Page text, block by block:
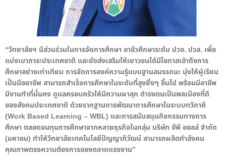
“วิทยาลัยฯ มีส่วนร่วมในการจัดการศึกษา อาชีวศึกษาระดับ ปวช. ปวส. เพื่อ
แบ่งเบาภาระประเทศชาติ และยังส่งเสริมให้เยาวชนได้มีโอกาสเข้าถึงการ
ศึกษาอย่างเท่าเทียม การจัดการองค์ความรู้แบบฐานสมรรถนะ มุ่งให้ผู้เรียน
เป็นมืออาชีพ สามารถสำเร็จการศึกษาในระดับที่สูงยิ่งๆ ขึ้นไป พร้อมมีอาชีพ
มีงานทำที่มั่นคง ดูแลครอบครัวให้มีความผาสุก ดำรงตนเป็นพลเมืองที่ดี
ของสังคมประเทศชาติ ด้วยรากฐานการพัฒนาการศึกษาในระบบทวิภาคี
(Work Based Learning – WBL) และการสนับสนุนกิจกรรมทางการ
ศึกษา ตลอดจนทุนการศึกษาจากหลายธุรกิจในกลุ่ม บริษัท ซีพี ออลล์ จำกัด
(มหาชน) ทำให้วิทยาลัยเทคโนโลยีปัญญาภิวัฒน์ สามารถผลิตกำลังคน
คุณภาพตรงความต้องการของตลาดแรงงาน”